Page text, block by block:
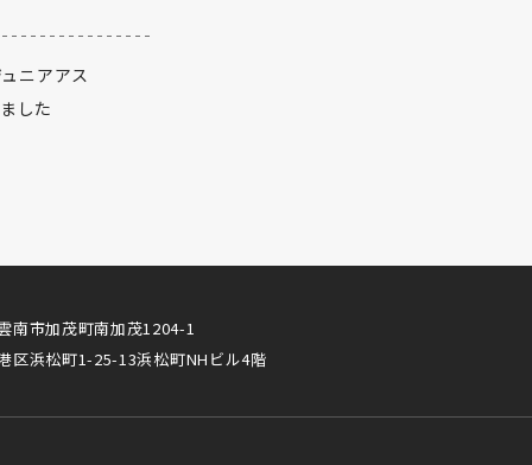
ニアアス
した
南市加茂町南加茂1204-1
区浜松町1-25-13浜松町NHビル4階